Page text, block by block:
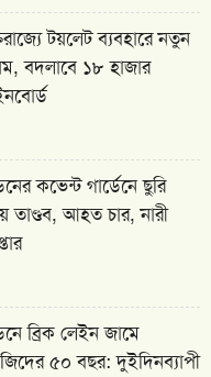
টয়লেট ব্যবহারে নতুন
বদলাবে ১৮ হাজার
কভেন্ট গার্ডেনে ছুরি
তাণ্ডব, আহত চার, নারী
ব্রিক লেইন জামে
৫০ বছর: দুইদিনব্যাপী